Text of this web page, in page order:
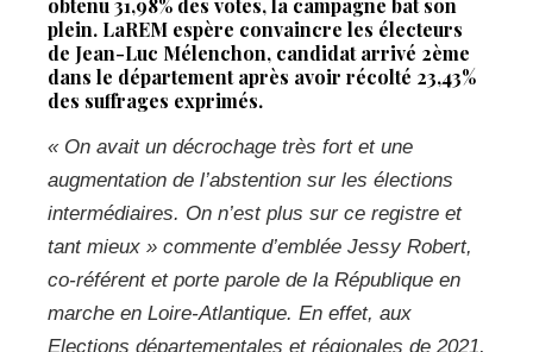
obtenu 31,98% des votes, la campagne bat son
plein. LaREM espère convaincre les électeurs
de Jean-Luc Mélenchon, candidat arrivé 2ème
dans le département après avoir récolté 23,43%
des suffrages exprimés.
« On avait un décrochage très fort et une
augmentation de l’abstention sur les élections
intermédiaires. On n’est plus sur ce registre et
tant mieux » commente d’emblée Jessy Robert,
co-référent et porte parole de la République en
marche en Loire-Atlantique. En effet, aux
Elections départementales et régionales de 2021,